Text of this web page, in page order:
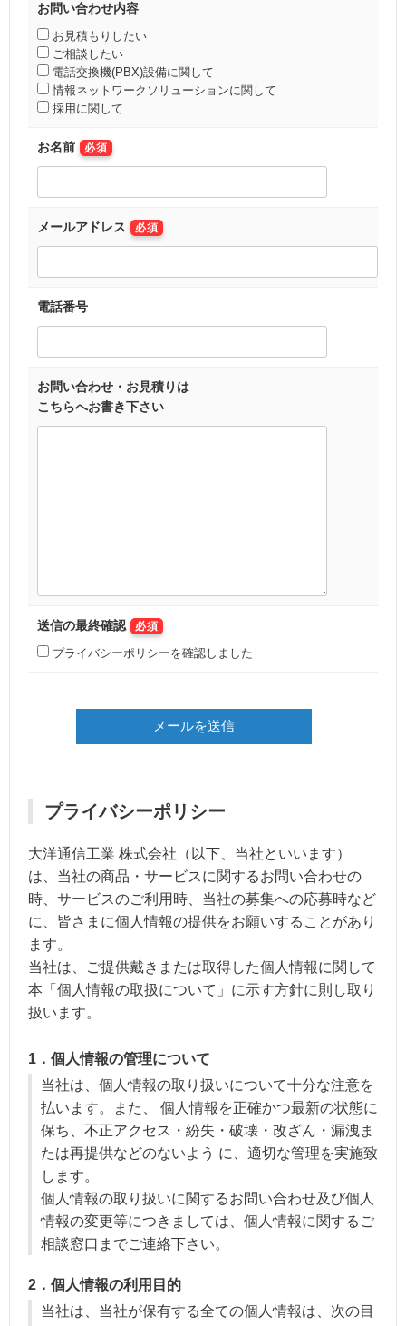
お問い合わせ内容
お見積もりしたい
ご相談したい
電話交換機(PBX)設備に関して
情報ネットワークソリューションに関して
採用に関して
お名前 必須
メールアドレス 必須
電話番号
お問い合わせ・お見積りは
こちらへお書き下さい
送信の最終確認 必須
プライバシーポリシーを確認しました
プライバシーポリシー
大洋通信工業 株式会社（以下、当社といいます）
は、当社の商品・サービスに関するお問い合わせの
時、サービスのご利用時、当社の募集への応募時など
に、皆さまに個人情報の提供をお願いすることがあり
ます。
当社は、ご提供戴きまたは取得した個人情報に関して
本「個人情報の取扱について」に示す方針に則し取り
扱います。
1．個人情報の管理について
当社は、個人情報の取り扱いについて十分な注意を
払います。また、 個人情報を正確かつ最新の状態に
保ち、不正アクセス・紛失・破壊・改ざん・漏洩ま
たは再提供などのないよう に、適切な管理を実施致
します。
個人情報の取り扱いに関するお問い合わせ及び個人
情報の変更等につきましては、個人情報に関するご
相談窓口までご連絡下さい。
2．個人情報の利用目的
当社は、当社が保有する全ての個人情報は、次の目